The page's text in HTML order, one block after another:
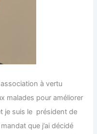
à vertu
malades pour améliorer
je suis le président de
que j’ai décidé